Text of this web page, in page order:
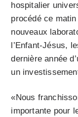
hospitalier
procédé ce
nouveaux
l’Enfant-Jésus,
dernière année
un
«Nous
importante pour